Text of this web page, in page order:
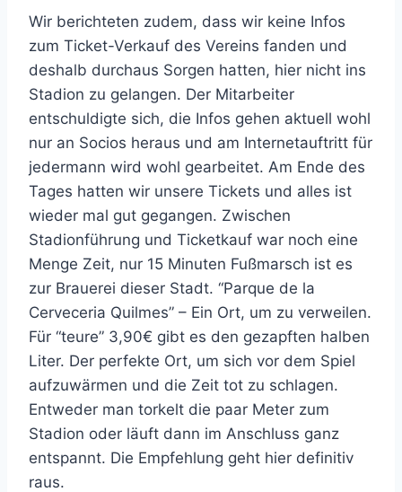
Wir berichteten zudem, dass wir keine Infos
zum Ticket-Verkauf des Vereins fanden und
deshalb durchaus Sorgen hatten, hier nicht ins
Stadion zu gelangen. Der Mitarbeiter
entschuldigte sich, die Infos gehen aktuell wohl
nur an Socios heraus und am Internetauftritt für
jedermann wird wohl gearbeitet. Am Ende des
Tages hatten wir unsere Tickets und alles ist
wieder mal gut gegangen. Zwischen
Stadionführung und Ticketkauf war noch eine
Menge Zeit, nur 15 Minuten Fußmarsch ist es
zur Brauerei dieser Stadt. “Parque de la
Cerveceria Quilmes” – Ein Ort, um zu verweilen.
Für “teure” 3,90€ gibt es den gezapften halben
Liter. Der perfekte Ort, um sich vor dem Spiel
aufzuwärmen und die Zeit tot zu schlagen.
Entweder man torkelt die paar Meter zum
Stadion oder läuft dann im Anschluss ganz
entspannt. Die Empfehlung geht hier definitiv
raus.